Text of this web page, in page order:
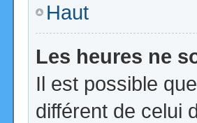
Haut
Les heures ne
Il est possible
différent de celui